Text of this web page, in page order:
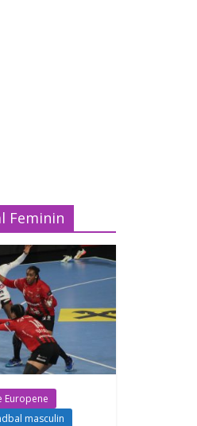
Feminin
Europene
masculin